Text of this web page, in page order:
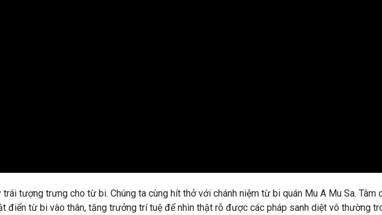
tượng trưng cho từ bi. Chúng ta cùng hít thở với chánh niệm từ bi quán Mu A Mu Sa. Tâm
điển từ bi vào thân, tăng trưởng trí tuệ để nhìn thật rõ được các pháp sanh diệt vô thường